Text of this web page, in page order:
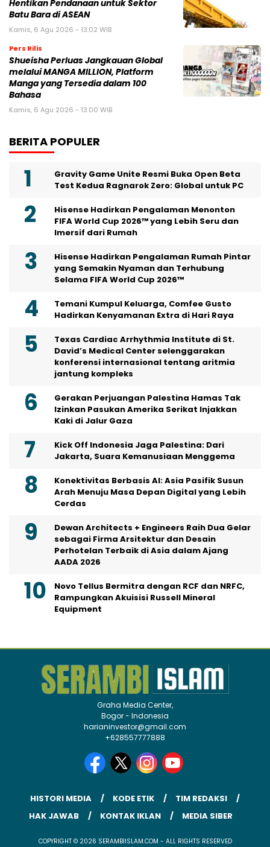
Hentikan Pendanaan untuk Sektor
Batu Bara di ASEAN
Kamis, 6 Agu 2026 - 13:02 WIB
Pers Rilis
Shueisha Perluas Jangkauan Global
melalui MANGA MILLION, Platform
Manga yang Tersedia dalam 100
Bahasa
Kamis, 6 Agu 2026 - 13:00 WIB
BERITA POPULER
Gravity Game Unite Resmi Buka Open Beta
Test Kedua Ragnarok Zero: Global untuk PC
Hisense Hadirkan Pengalaman Menonton
FIFA World Cup 2026™ yang Lebih Seru dan
Imersif dari Rumah
Hisense Hadirkan Pengalaman Rumah Pintar
yang Semakin Nyaman dan Terhubung
Selama FIFA World Cup 2026™
Temani Kumpul Keluarga, Comfee Gusto
Hadirkan Kenyamanan Extra di Hari Raya
Texas Cardiac Arrhythmia Institute di St.
David’s Medical Center selenggarakan
konferensi internasional tentang aritmia
jantung kompleks
Gerakan Perjuangan Palestina Hamas Tak
Izinkan Pasukan Amerika Serikat Injakkan
Kaki di Jalur Gaza
Kick Off Indonesia Jaga Palestina: Dari
Jakarta, Suara Kemanusiaan Menggema
Konektivitas Berbasis AI: Asia Pasifik Susun
Arah Menuju Masa Depan Digital yang Lebih
Cerdas
Dewan Architects + Engineers Raih Dua Gelar
sebagai Firma Arsitektur dan Desain
Perhotelan Terbaik di Asia dalam Ajang
AADA 2026
Novo Tellus Bermitra dengan RCF dan NRFC,
Rampungkan Akuisisi Russell Mineral
Equipment
Graha Media Center,
Bogor - Indonesia
harianinvestor@gmail.com
+628557777888
HISTORI MEDIA KODE ETIK
TIM REDAKSI
HAK JAWAB
KONTAK IKLAN MEDIA SIBER
COPYRIGHT © 2026 SERAMBIISLAM.COM - ALL RIGHTS RESERVED